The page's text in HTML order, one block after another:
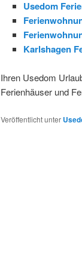
Usedom
Karlshagen
Ihren Usedom
Ferienhäuser und
Veröffentlicht unter